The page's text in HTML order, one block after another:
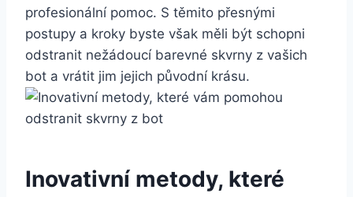
‍profesionální pomoc. S těmito přesnými⁢
postupy a kroky byste však ⁣měli být schopni
odstranit ⁤nežádoucí barevné⁤ skvrny z vašich
‌bot ⁢a vrátit jim jejich původní krásu.
Inovativní⁢ metody,‌ které